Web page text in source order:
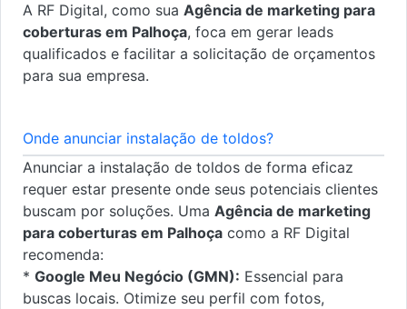
A RF Digital, como sua Agência de marketing para
coberturas em Palhoça, foca em gerar leads
qualificados e facilitar a solicitação de orçamentos
para sua empresa.
Onde anunciar instalação de toldos?
Anunciar a instalação de toldos de forma eficaz
requer estar presente onde seus potenciais clientes
buscam por soluções. Uma Agência de marketing
para coberturas em Palhoça como a RF Digital
recomenda:
* Google Meu Negócio (GMN): Essencial para
buscas locais. Otimize seu perfil com fotos,